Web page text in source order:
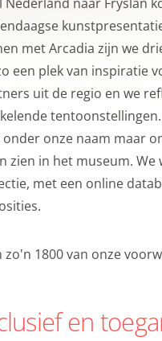
met Arcadia zijn we
een plek van inspiratie
uit de regio en we
onze naam maar
zien in het museum.
met een online
zo'n 1800 van onze
en
privacy voorkeur, het
Functionele
Analytische
Met de analyserende
weer een beetje
mogelijk die de
opslag mogelijk,
bijvoorbeeld
Marketing cookies
ook gebruik van